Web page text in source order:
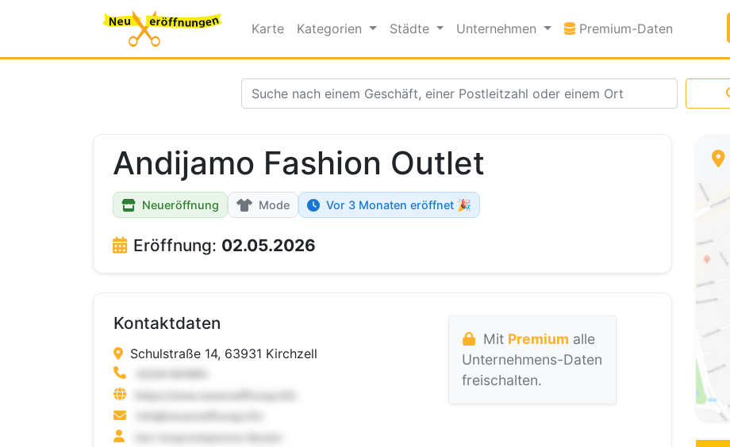
Karte Kategorien Städte Unternehmen Premium-Daten
Andijamo Fashion Outlet
Neueröffnung Mode Vor 3 Monaten eröffnet 🎉
Eröffnung: 02.05.2026
Kontaktdaten
Schulstraße 14, 63931 Kirchzell
Mit Premium alle
Unternehmens-Daten
freischalten.